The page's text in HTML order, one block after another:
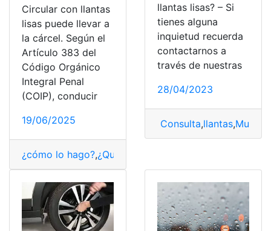
Circular con llantas
lisas puede llevar a
la cárcel. Según el
Artículo 383 del
Código Orgánico
Integral Penal
(COIP), conducir
19/06/2025
¿cómo lo hago?,¿Qué es?
llantas lisas? – Si
tienes alguna
inquietud recuerda
contactarnos a
través de nuestras
28/04/2023
Consulta,llantas,Multas